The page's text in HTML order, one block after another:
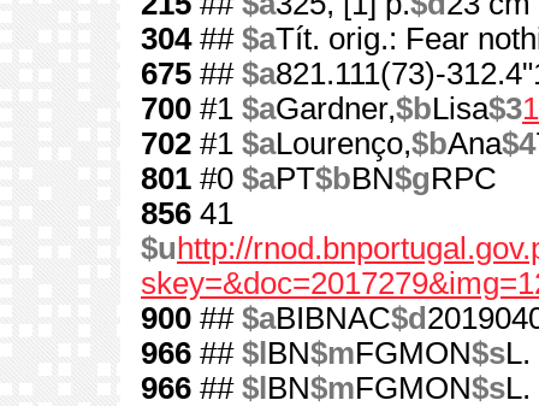
304## $aTít. orig.: Fear
675 ## $a821.111(73)-
700 #1 $aGardner,$bLisa$3
702 #1 $aLourenço,$bAna$4
801 #0 $aPT$bBN$gRPC
856 41
$u http://
900 ## $aBIBNAC$d
966 ## $l BN$mFGMON$sL.
966 ## $l BN$mFGMON$sL.